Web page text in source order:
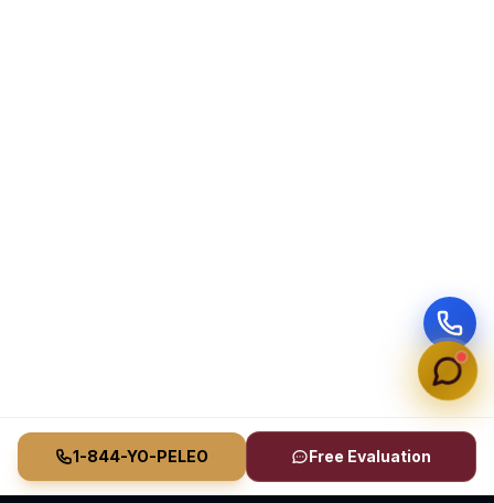
1-844-YO-PELEO Free Evaluation